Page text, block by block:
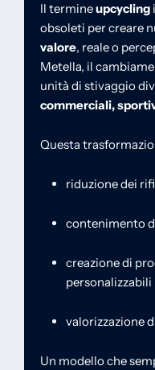
Il termineupcycling
obsoleti per creare
valore, reale o
Metella, il
unità di stivaggio
commerciali,
Questa
riduzione dei
contenimento
creazione di
personalizzabili
valorizzazione
Un modello che